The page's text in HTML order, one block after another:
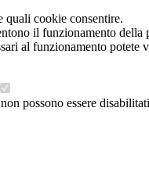
quali cookie consentire.
il funzionamento
al funzionamento potete
possono essere